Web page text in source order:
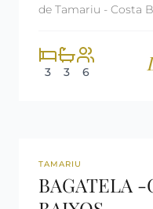
de Tamariu - Costa
3 3 6
REF: CM2398
TAMARIU
BAGATELA -